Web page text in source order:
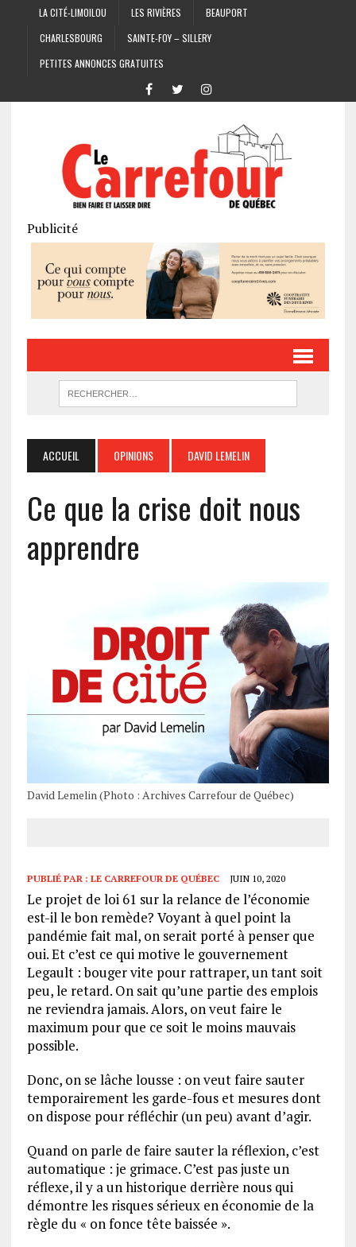
LA CITÉ-LIMOILOU LES RIVIÈRES
BEAUPORT
CHARLESBOURG
SAINTE-FOY – SILLERY
PETITES ANNONCES GRATUITES
Publicité
ACCUEIL OPINIONS DAVID LEMELIN
Ce que la crise doit nous
apprendre
David Lemelin (Photo : Archives Carrefour de Québec)
PUBLIÉ PAR : LE CARREFOUR DE QUÉBEC JUIN 10, 2020
Le projet de loi 61 sur la relance de l’économie
est-il le bon remède? Voyant à quel point la
pandémie fait mal, on serait porté à penser que
oui. Et c’est ce qui motive le gouvernement
Legault : bouger vite pour rattraper, un tant soit
peu, le retard. On sait qu’une partie des emplois
ne reviendra jamais. Alors, on veut faire le
maximum pour que ce soit le moins mauvais
possible.
Donc, on se lâche lousse : on veut faire sauter
temporairement les garde-fous et mesures dont
on dispose pour réfléchir (un peu) avant d’agir.
Quand on parle de faire sauter la réflexion, c’est
automatique : je grimace. C’est pas juste un
réflexe, il y a un historique derrière nous qui
démontre les risques sérieux en économie de la
règle du « on fonce tête baissée ».